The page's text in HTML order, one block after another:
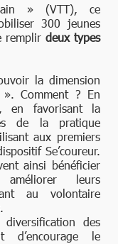
» (VTT), ce
300 jeunes
remplirdeux types
la dimension
». Comment ? En
en favorisant la
de la pratique
aux premiers
Se’coureur.
ainsi bénéficier
leurs
au volontaire
des
d’encourage le